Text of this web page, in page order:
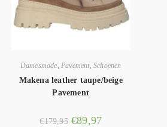
Damesmode Pavement,Schoenen
Makena leather taupe/beige
Pavement
€179,95 €89,97